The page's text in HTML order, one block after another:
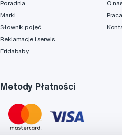
Poradnia
Marki
Słownik pojęć
Reklamacje i serwis
Fridababy
O nas
Praca
Metody Płatności